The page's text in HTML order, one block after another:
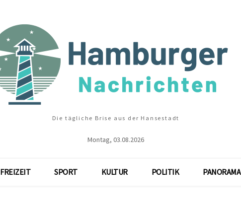
Die tägliche Brise aus der Hansestadt
Montag, 03.08.2026
FREIZEIT SPORT KULTUR POLITIK PANORAMA